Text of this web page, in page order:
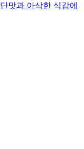
맛과 아삭한 식감에